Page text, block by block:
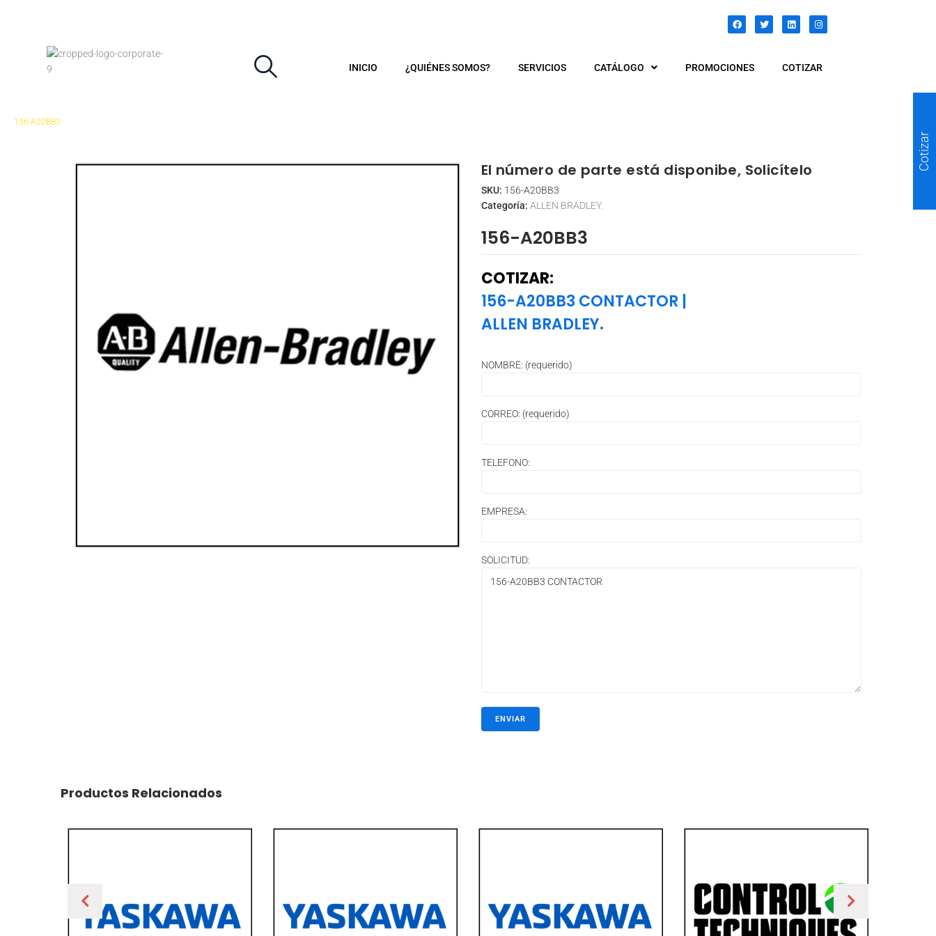
INICIO ¿QUIÉNES SOMOS? SERVICIOS CATÁLOGO PROMOCIONES COTIZAR
156-A20BB3
El número de parte está disponibe, Solicítelo
SKU: 156-A20BB3
Categoría: ALLEN BRADLEY.
156-A20BB3
COTIZAR:
156-A20BB3 CONTACTOR |
ALLEN BRADLEY.
NOMBRE: (requerido)
CORREO: (requerido)
TELEFONO:
EMPRESA:
SOLICITUD:
Productos Relacionados
Cotizar